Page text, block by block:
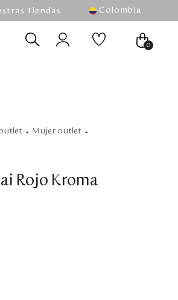
Tiendas Colombia
0
outlet
mujer outlet
Rojo Kroma